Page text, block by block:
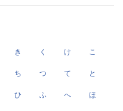
き く け こ
ち つ て と
ひ ふ へ ほ